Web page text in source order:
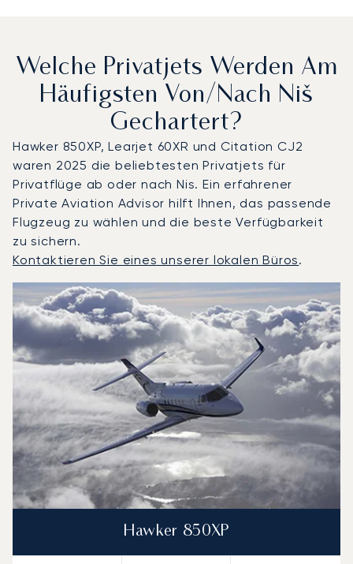
Welche Privatjets Werden Am
Häufigsten Von/nach Niš
Gechartert?
Hawker 850XP, Learjet 60XR und Citation CJ2
waren 2025 die beliebtesten Privatjets für
Privatflüge ab oder nach Nis. Ein erfahrener
Private Aviation Advisor hilft Ihnen, das passende
Flugzeug zu wählen und die beste Verfügbarkeit
zu sichern.
Kontaktieren Sie eines unserer lokalen Büros.
Foto des Flugzeugs
Flugzeugmodell
Geschwindigkeit (km/h)Geschwindigkeit (Knoten)
Reichweite (NM)
Hawker 850XP